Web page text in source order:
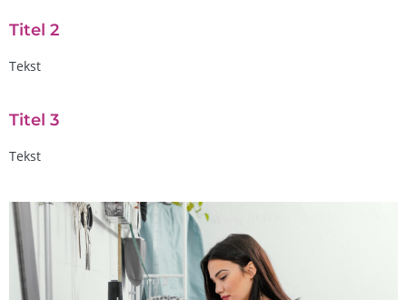
Titel 2
Tekst
Titel 3
Tekst